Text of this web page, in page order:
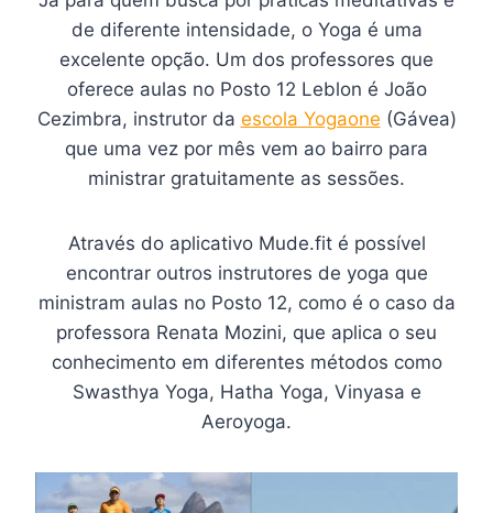
de diferente intensidade, o Yoga é uma
excelente opção. Um dos professores que
oferece aulas no Posto 12 Leblon é João
Cezimbra, instrutor da escola Yogaone (Gávea)
que uma vez por mês vem ao bairro para
ministrar gratuitamente as sessões.
Através do aplicativo Mude.fit é possível
encontrar outros instrutores de yoga que
ministram aulas no Posto 12, como é o caso da
professora Renata Mozini, que aplica o seu
conhecimento em diferentes métodos como
Swasthya Yoga, Hatha Yoga, Vinyasa e
Aeroyoga.